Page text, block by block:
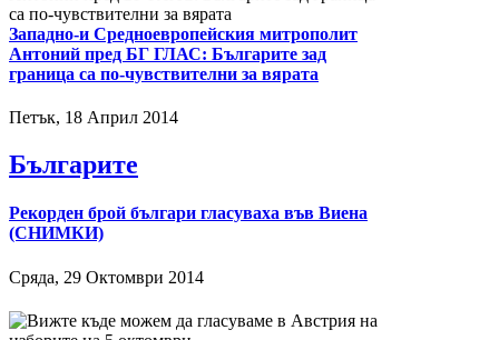
Западно-и Средноевропейския митрополит
Антоний пред БГ ГЛАС: Българите зад
граница са по-чувствителни за вярата
Петък, 18 Април 2014
Българите
Рекорден брой българи гласуваха във Виена
(СНИМКИ)
Сряда, 29 Октомври 2014